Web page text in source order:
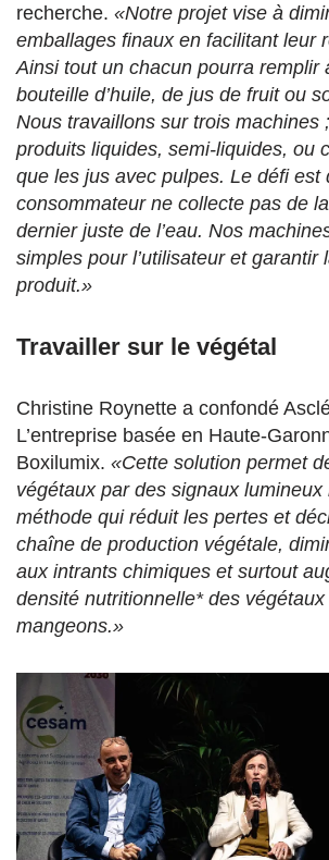
recherche. «Notre projet vise à
emballages finaux en facilitant leur
Ainsi tout un chacun pourra remplir
bouteille d’huile, de jus de fruit ou
Nous travaillons sur trois machines
produits liquides, semi-liquides, ou
que les jus avec pulpes. Le défi est
consommateur ne collecte pas de
dernier juste de l’eau. Nos
simples pour l’utilisateur et garantir
produit.»
Travailler sur le végétal
Christine Roynette a confondé
L’entreprise basée en Haute-
Boxilumix. «Cette solution permet
végétaux par des signaux
méthode qui réduit les pertes et
chaîne de production végétale,
aux intrants chimiques et surtout
densité nutritionnelle* des
mangeons.»